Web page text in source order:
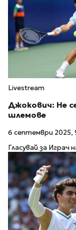
Livestream
Джокович: Не
шлемове
6 септември 2025,
Гласувай за